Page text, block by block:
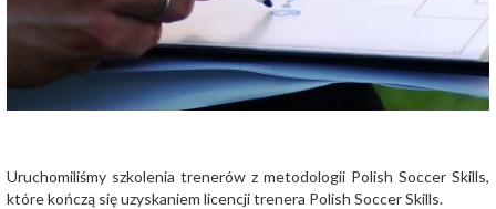
Uruchomiliśmy szkolenia trenerów z metodologii Polish Soccer Skills,
które kończą się uzyskaniem licencji trenera Polish Soccer Skills.